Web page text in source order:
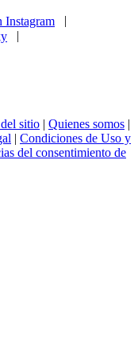
|
|
sitio | Quienes somos |
| Condiciones de Uso y
del consentimiento de